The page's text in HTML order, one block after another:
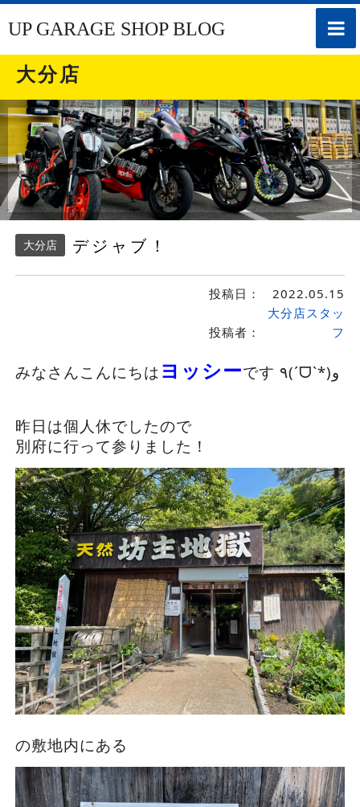
toggle
UP GARAGE SHOP BLOG
大分店
大分店 デジャブ！
投稿日： 2022.05.15
投稿者：
大分店スタッ
フ
みなさんこんにちは ヨッシー です ٩(ˊᗜˋ*)و
昨日は個人休でしたので
別府に行って参りました！
の敷地内にある